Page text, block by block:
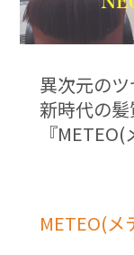
異次元の
新時代の
『METEO(
METEO(メ